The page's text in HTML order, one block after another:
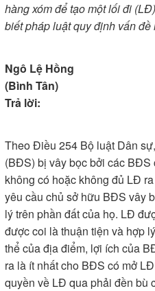
hàng xóm để tạo một lối đi
biết pháp luật quy định vấn
Ngô Lệ Hồng
(Bình Tân)
Trả lời:
Theo Điều 254 Bộ luật Dân
(BĐS) bị vây bọc bởi các BĐS
không có hoặc không đủ LĐ
yêu cầu chủ sở hữu BĐS vây
lý trên phần đất của họ. LĐ
được coi là thuận tiện và hợp
thể của địa điểm, lợi ích của
ra là ít nhất cho BĐS có mở
quyền về LĐ qua phải đền bù